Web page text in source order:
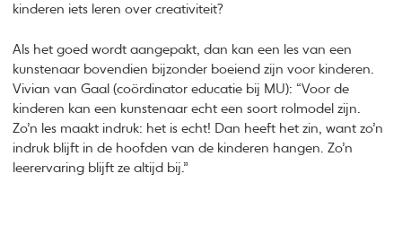
kinderen iets leren over creativiteit?
Als het goed wordt aangepakt, dan kan een les van een
kunstenaar bovendien bijzonder boeiend zijn voor kinderen.
Vivian van Gaal (coördinator educatie bij MU): “Voor de
kinderen kan een kunstenaar echt een soort rolmodel zijn.
Zo’n les maakt indruk: het is echt! Dan heeft het zin, want zo’n
indruk blijft in de hoofden van de kinderen hangen. Zo’n
leerervaring blijft ze altijd bij.”